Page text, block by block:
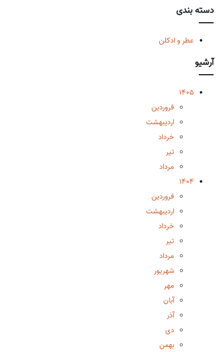
دسته بندی
عطر و ادکلن
آرشیو
1405
فروردین
اردیبهشت
خرداد
تیر
مرداد
1404
فروردین
اردیبهشت
خرداد
تیر
مرداد
شهریور
مهر
آبان
آذر
دی
بهمن